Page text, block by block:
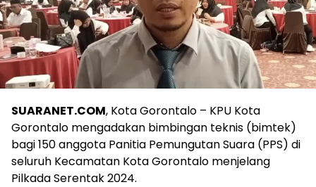
SUARANET.COM, Kota Gorontalo – KPU Kota
Gorontalo mengadakan bimbingan teknis (bimtek)
bagi 150 anggota Panitia Pemungutan Suara (PPS) di
seluruh Kecamatan Kota Gorontalo menjelang
Pilkada Serentak 2024.